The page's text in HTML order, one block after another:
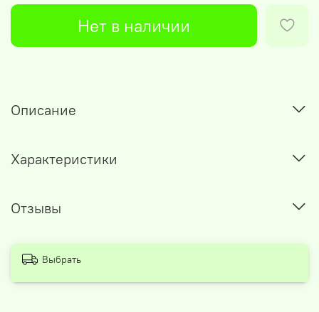
Нет в наличии
Описание
Характеристики
Отзывы
Выбрать